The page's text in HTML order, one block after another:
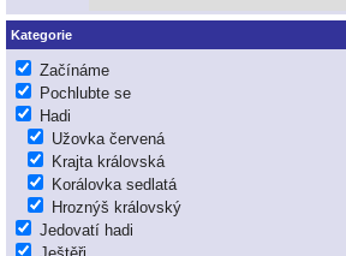
Kategorie
Začínáme
Pochlubte se
Hadi
Užovka červená
Krajta královská
Korálovka sedlatá
Hroznýš královský
Jedovatí hadi